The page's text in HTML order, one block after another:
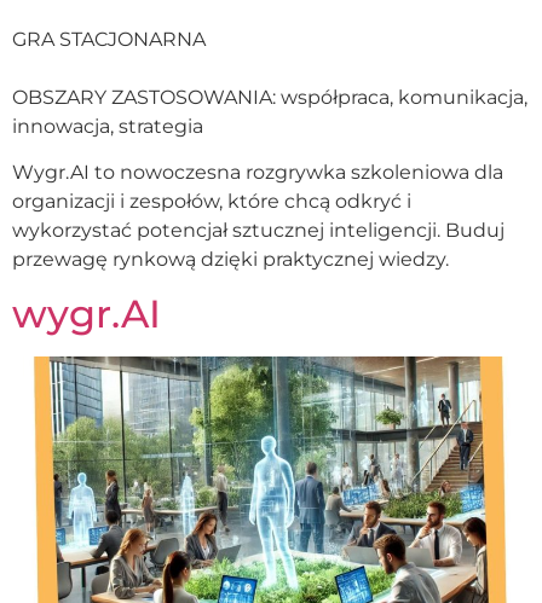
GRA STACJONARNA
OBSZARY ZASTOSOWANIA: współpraca, komunikacja,
innowacja, strategia
Wygr.AI to nowoczesna rozgrywka szkoleniowa dla
organizacji i zespołów, które chcą odkryć i
wykorzystać potencjał sztucznej inteligencji. Buduj
przewagę rynkową dzięki praktycznej wiedzy.
wygr.AI